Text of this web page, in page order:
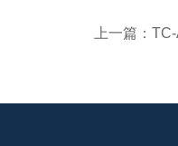
上一篇：